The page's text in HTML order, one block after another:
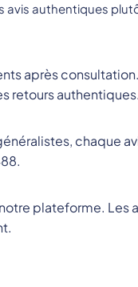
avis authentiques
après
retours authentiques.
chaque
plateforme. Les